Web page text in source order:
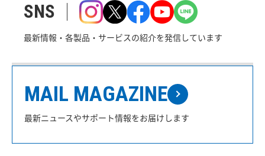
SNS
最新情報・各製品・サービスの紹介を発信しています
MAIL MAGAZINE
最新ニュースやサポート情報をお届けします